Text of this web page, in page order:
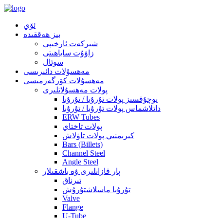
ئۆي
بىز ھەققىدە
شىركەت ئارخىپى
زاۋۇت ساياھىتى
سوئال
مەھسۇلات دائىرىسى
مەھسۇلات كۆرگەزمىسى
پولات مەھسۇلاتلىرى
يوچۇقسىز پولات تۇرۇبا / تۇرۇبا
داتلاشماس پولات تۇرۇبا / تۇرۇبا
ERW Tubes
پولات تاختاي
كىرىمنىي پولات تاۋلاش
Bars (Billets)
Channel Steel
Angle Steel
پار قازانلىرى ۋە باشقىلار
تىرناق
تۇرۇبا ماسلاشتۇرۇش
Valve
Flange
U-Tube